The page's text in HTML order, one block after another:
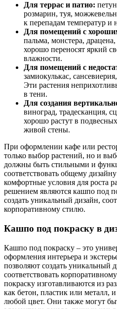
Для террас и патио:
розмарин, туя,
к перепадам температур и
Для помещений с
пальма, монстера,
хорошо переносят яркий
влажности.
Для помещений с
замиокулькас,
Эти растения
в тени.
Для создания
виноград, традесканция,
хорошо растут в
живой стены.
При оформлении кафе или
только выбор растений, но и
должны быть стильными и
соответствовать общему
комфортные условия для роста
решением являются кашпо под
создать уникальный дизайн,
корпоративному стилю.
Кашпо под покраску в
Кашпо под покраску – это
оформления интерьера и
позволяют создать уникальный
соответствовать
покраску изготавливаются из
как бетон, пластик или металл,
любой цвет. Они также могут